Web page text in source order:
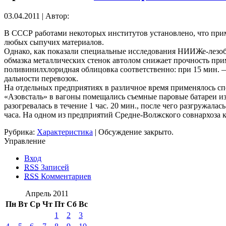
03.04.2011 | Автор:
В СССР работами некоторых институтов установлено, что
любых сыпучих материалов.
Однако, как показали специальные исследования НИИЖе-
обмазка металлических стенок автолом снижает прочность
поливинилхлоридная облицовка соответственно: при 15
дальности перевозок.
На отдельных предприятиях в различное время применялось
«Азовсталь» в вагоны помещались съемные паровые батареи
разогревалась в течение 1 час. 20 мин., после чего
часа. На одном из предприятий Средне-Волжского
Рубрика: Характеристика | Обсуждение закрыто.
Управление
Вход
RSS Записей
RSS Комментариев
Апрель 2011
Пн Вт Ср Чт Пт Сб Вс
1
2
3